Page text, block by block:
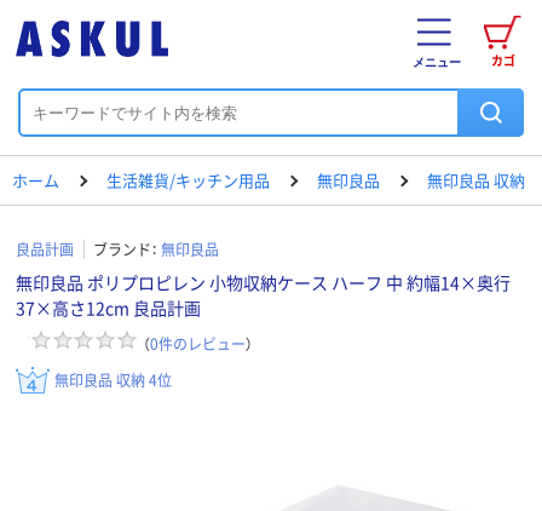
カゴ
メニュー
ホーム 生活雑貨/キッチン用品 無印良品 無印良品 収納
良品計画 ブランド： 無印良品
無印良品 ポリプロピレン 小物収納ケース ハーフ 中 約幅14×奥行
37×高さ12cm 良品計画
（0件のレビュー）
無印良品 収納 4位